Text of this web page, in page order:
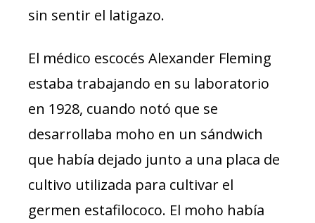
sin sentir el latigazo.
El médico escocés Alexander Fleming
estaba trabajando en su laboratorio
en 1928, cuando notó que se
desarrollaba moho en un sándwich
que había dejado junto a una placa de
cultivo utilizada para cultivar el
germen estafilococo. El moho había